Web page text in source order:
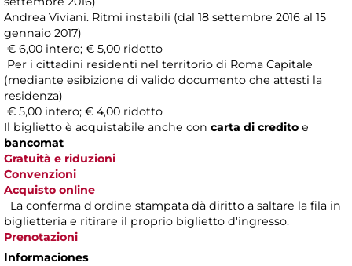
Andrea Viviani. Ritmi instabili (dal 18 settembre 2016 al 15
gennaio 2017)
€ 6,00 intero; € 5,00 ridotto
Per i cittadini residenti nel territorio di Roma Capitale
(mediante esibizione di valido documento che attesti la
residenza)
€ 5,00 intero; € 4,00 ridotto
Il biglietto è acquistabile anche con carta di credito e
bancomat
Gratuità e riduzioni
Convenzioni
Acquisto online
La conferma d'ordine stampata dà diritto a saltare la fila in
biglietteria e ritirare il proprio biglietto d'ingresso.
Prenotazioni
Informaciones